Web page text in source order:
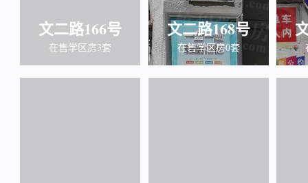
文二路166号
在售学区房3套
文二路168号
在售学区房0套